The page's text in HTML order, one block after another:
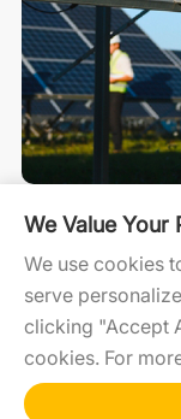
Residenziale C&I
SolaXCloud
We Value Your
We use cookies
serve
clicking "Accept
cookies. For